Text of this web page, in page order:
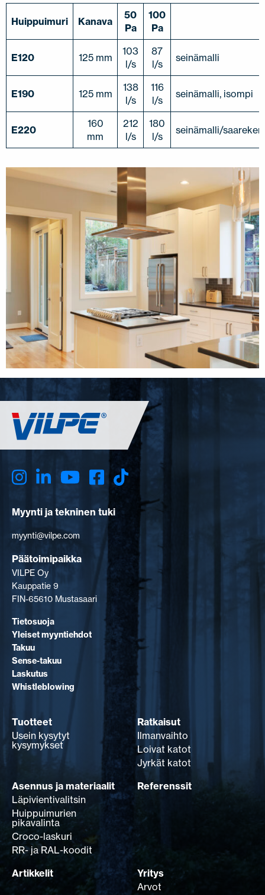
Huippuimuri Kanava
50
Pa
100
Pa
E120 125 mm
103
l/s
87
l/s
seinämalli
E190 125 mm
138
l/s
116
l/s
seinämalli, isompi
E220
160
mm
212
l/s
180
l/s
seinämalli/
Myynti ja tekninen tuki
myynti@vilpe.com
Päätoimipaikka
VILPE Oy
Kauppatie 9
FIN-65610 Mustasaari
Tietosuoja
Yleiset myyntiehdot
Takuu
Sense-takuu
Laskutus
Whistleblowing
Tuotteet
Usein kysytyt
kysymykset
Ratkaisut
Ilmanvaihto
Loivat katot
Jyrkät katot
Asennus ja materiaalit
Läpivientivalitsin
Huippuimurien
pikavalinta
Croco-laskuri
RR- ja RAL-koodit
Referenssit
Artikkelit
Yritys
Arvot